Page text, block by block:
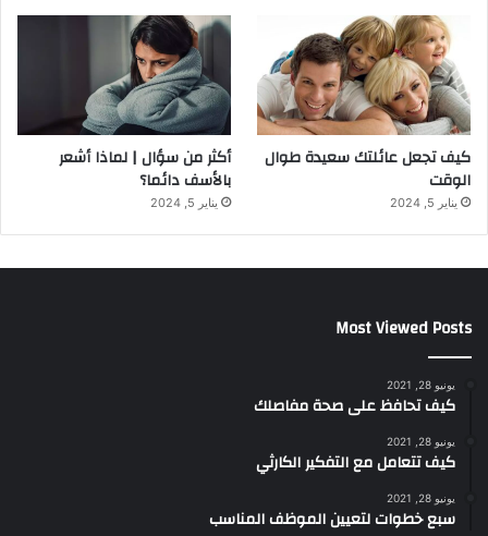
كيف تجعل عائلتك سعيدة طوال
الوقت
يناير 5, 2024
أكثر من سؤال | لماذا أشعر
بالأسف دائما؟
يناير 5, 2024
Most Viewed Posts
يونيو 28, 2021
كيف تحافظ على صحة مفاصلك
يونيو 28, 2021
كيف تتعامل مع التفكير الكارثي
يونيو 28, 2021
سبع خطوات لتعيين الموظف المناسب